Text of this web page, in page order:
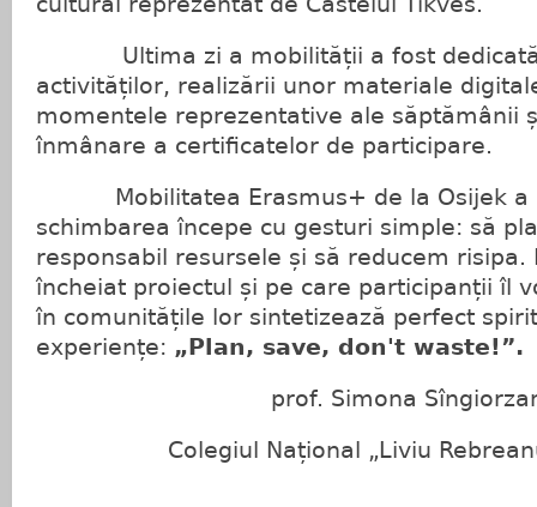
Ultima zi a mobilității a fost dedicată
activităților, realizării unor materiale
momentele reprezentative ale săptămânii
înmânare a certificatelor de participare.
Mobilitatea Erasmus+ de la Osijek a
schimbarea începe cu gesturi simple: să
responsabil resursele și să reducem risipa.
încheiat proiectul și pe care participanții îl
în comunitățile lor sintetizează perfect
experiențe: „Plan, save, don't waste!”.
prof. Simona
Colegiul Național „Liviu